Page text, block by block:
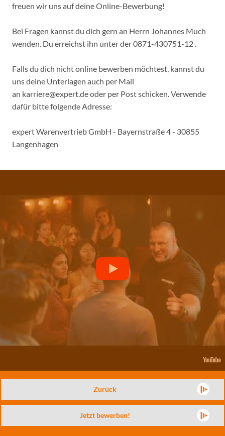
freuen wir uns auf deine Online-Bewerbung!
Bei Fragen kannst du dich gern an Herrn Johannes Much
wenden. Du erreichst ihn unter der 0871-430751-12 .
Falls du dich nicht online bewerben möchtest, kannst du
uns deine Unterlagen auch per Mail
an karriere@expert.de oder per Post schicken. Verwende
dafür bitte folgende Adresse:
expert Warenvertrieb GmbH - Bayernstraße 4 - 30855
Langenhagen
Zurück
Jetzt bewerben!